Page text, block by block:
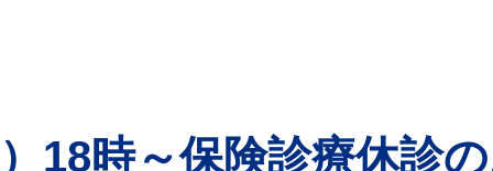
18時～保険診療休診